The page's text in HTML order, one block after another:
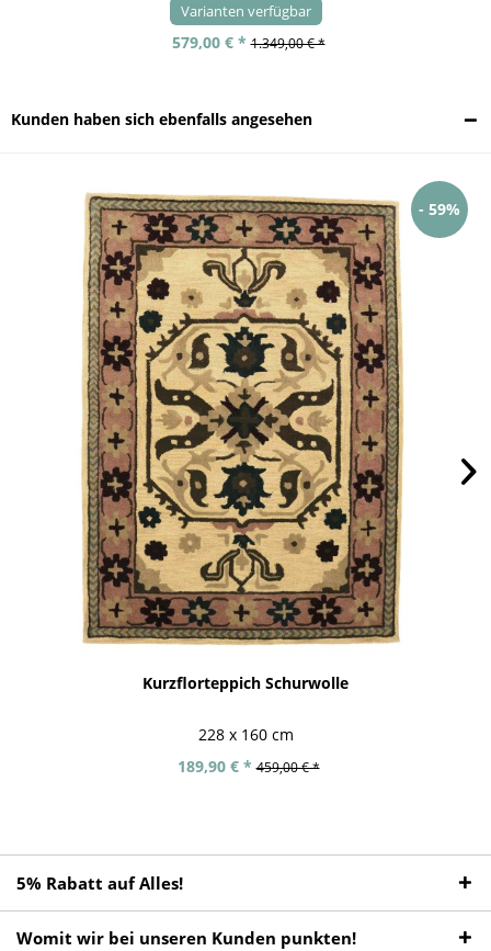
Varianten verfügbar
579,00 € * 1.349,00 € *
Kunden haben sich ebenfalls angesehen
- 59%
Kurzflorteppich Schurwolle
228 x 160 cm
189,90 € * 459,00 € *
5% Rabatt auf Alles!
Womit wir bei unseren Kunden punkten!